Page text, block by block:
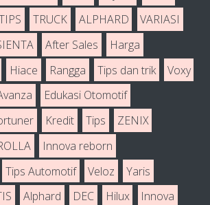
TRUCK ALPHARD
VARIASI
After Sales
Harga
Hiace Rangga Tips dan trik
Voxy
Edukasi Otomotif
Kredit Tips
ZENIX
Innova reborn
Tips Automotif Veloz
Yaris
Alphard DEC Hilux
Innova